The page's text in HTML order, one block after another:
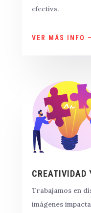
efectiva.
VER MÁS INFO
CREATIVIDAD
Trabajamos en
imágenes